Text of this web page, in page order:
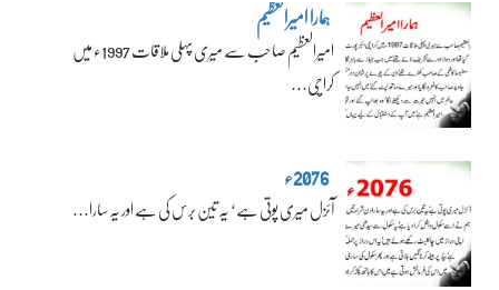
ہمارا امیرالعظیم
امیرالعظیم صاحب سے میری پہلی ملاقات 1997ء میں
کراچی…
2076ء
آئزل میری پوتی ہے‘ یہ تین برس کی ہے اور یہ سارا…